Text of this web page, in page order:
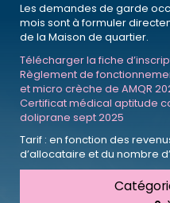
Les demandes de garde
mois sont à formuler
de la Maison de quartier.
Télécharger la fiche
Règlement de
et micro crèche de AMQR
Certificat médical aptitude
doliprane sept 2025
Tarif : en fonction des
d’allocataire et du nombre